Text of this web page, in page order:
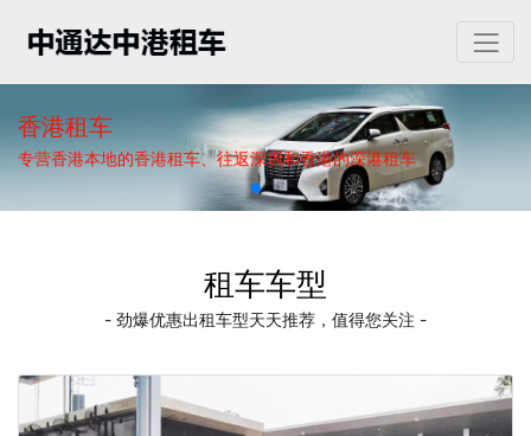
香港租车
专营香港本地的香港租车、往返深圳和香港的深港租车
租车车型
- 劲爆优惠出租车型天天推荐，值得您关注 -